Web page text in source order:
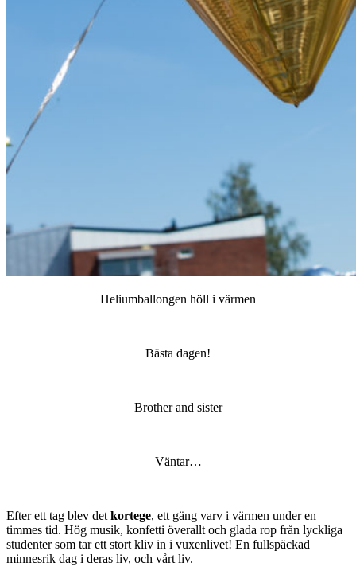
Heliumballongen höll i värmen
Bästa dagen!
Brother and sister
Väntar…
Efter ett tag blev det kortege, ett gäng varv i värmen under en
timmes tid. Hög musik, konfetti överallt och glada rop från lyckliga
studenter som tar ett stort kliv in i vuxenlivet! En fullspäckad
minnesrik dag i deras liv, och vårt liv.